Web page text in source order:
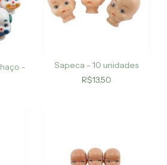
-
Sapeca - 10 unidades
R$13,50